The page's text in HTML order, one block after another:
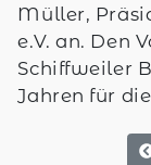
Müller,
e.V. an. Den
Schiffweiler
Jahren für